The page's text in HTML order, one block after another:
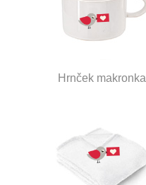
Hrnček makronka